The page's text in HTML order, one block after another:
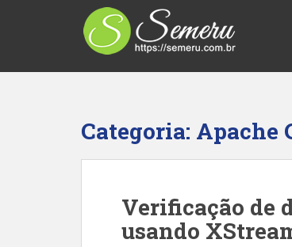
Categoria: Apache
Verificação de
usando